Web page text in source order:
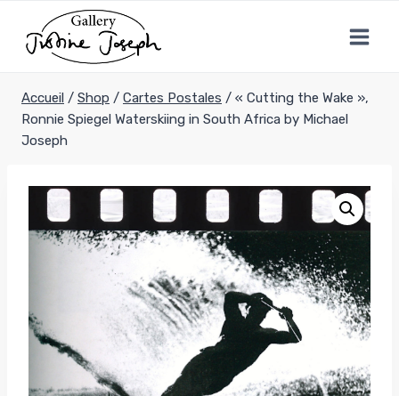
contenu
Accueil / Shop / Cartes Postales / « Cutting the Wake »,
Ronnie Spiegel Waterskiing in South Africa by Michael
Joseph